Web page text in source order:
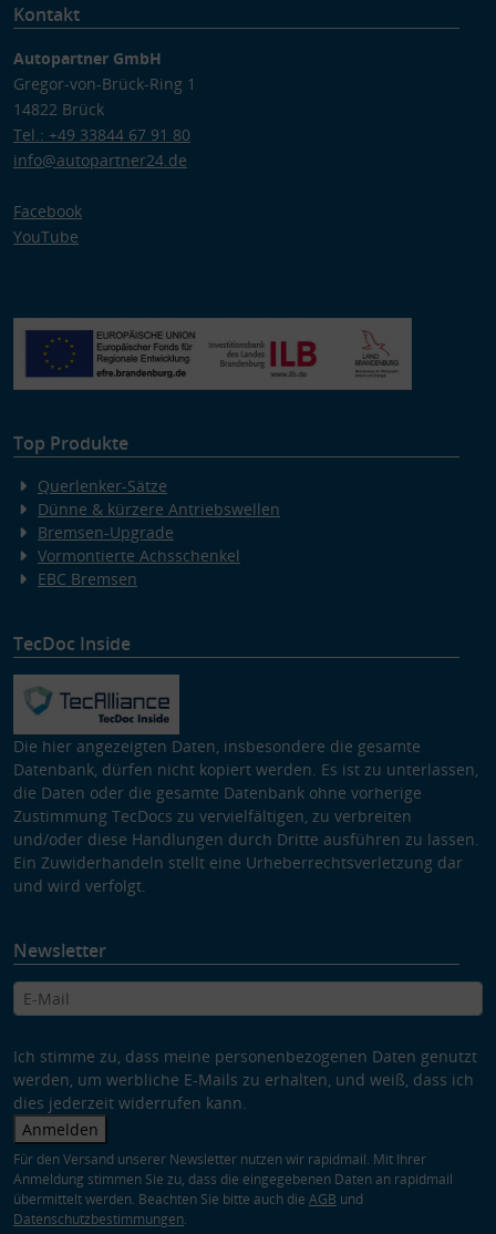
Kontakt
Autopartner GmbH
Gregor-von-Brück-Ring 1
14822 Brück
Tel.: +49 33844 67 91 80
info@autopartner24.de
Facebook
YouTube
Top Produkte
Querlenker-Sätze
Dünne & kürzere Antriebswellen
Bremsen-Upgrade
Vormontierte Achsschenkel
EBC Bremsen
TecDoc Inside
Die hier angezeigten Daten, insbesondere die gesamte
Datenbank, dürfen nicht kopiert werden. Es ist zu unterlassen,
die Daten oder die gesamte Datenbank ohne vorherige
Zustimmung TecDocs zu vervielfältigen, zu verbreiten
und/oder diese Handlungen durch Dritte ausführen zu lassen.
Ein Zuwiderhandeln stellt eine Urheberrechtsverletzung dar
und wird verfolgt.
Newsletter
Ich stimme zu, dass meine personenbezogenen Daten genutzt
werden, um werbliche E-Mails zu erhalten, und weiß, dass ich
dies jederzeit widerrufen kann.
Anmelden
Für den Versand unserer Newsletter nutzen wir rapidmail. Mit Ihrer
Anmeldung stimmen Sie zu, dass die eingegebenen Daten an rapidmail
übermittelt werden. Beachten Sie bitte auch die AGB und
Datenschutzbestimmungen.